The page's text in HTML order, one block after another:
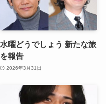
水曜どうでしょう 新たな旅
を報告
2026年3月31日